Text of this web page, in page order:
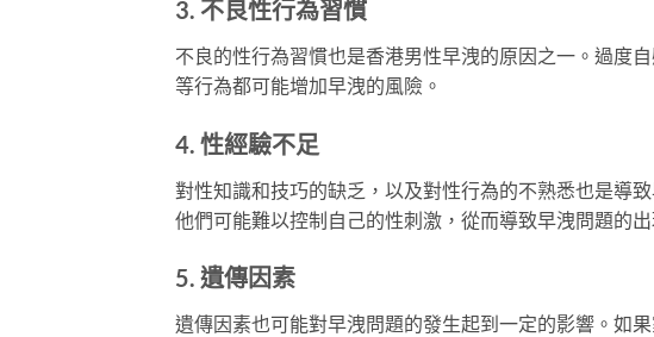
3. 不良性行為習慣
不良的性行為習慣也是香港男性早洩的原因之一。過度
等行為都可能增加早洩的風險。
4. 性經驗不足
對性知識和技巧的缺乏，以及對性行為的不熟悉也是導
他們可能難以控制自己的性刺激，從而導致早洩問題的出
5. 遺傳因素
遺傳因素也可能對早洩問題的發生起到一定的影響。如